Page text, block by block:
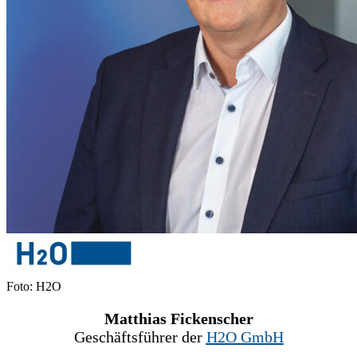
Foto: H2O
Matthias Fickenscher
Geschäftsführer der H2O GmbH